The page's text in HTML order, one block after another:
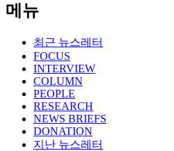
메뉴
최근 뉴스레터
FOCUS
INTERVIEW
COLUMN
PEOPLE
RESEARCH
NEWS BRIEFS
DONATION
지난 뉴스레터